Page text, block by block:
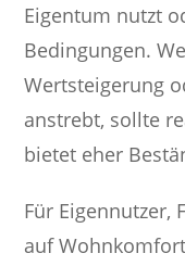
Eigentum nutzt
Bedingungen.
Wertsteigerung
anstrebt, sollte
bietet eher
Für Eigennutzer,
auf